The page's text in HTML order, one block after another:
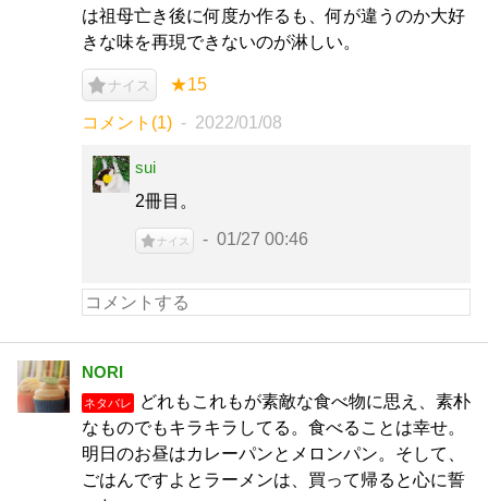
は祖母亡き後に何度か作るも、何が違うのか大好
きな味を再現できないのが淋しい。
ナイス ★15
コメント(1) 2022/01/08
sui
2冊目。
ナイス 01/27 00:46
NORI
ネタバレ
どれもこれもが素敵な食べ物に思え、素朴
なものでもキラキラしてる。食べることは幸せ。
明日のお昼はカレーパンとメロンパン。そして、
ごはんですよとラーメンは、買って帰ると心に誓